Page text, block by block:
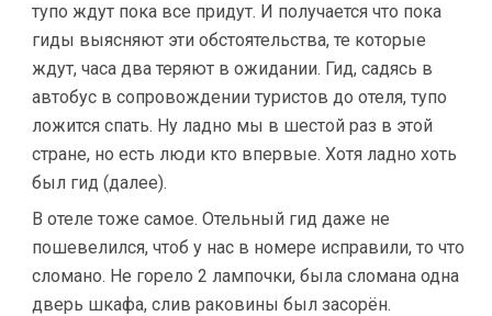
тупо ждут пока все придут. И получается что пока
гиды выясняют эти обстоятельства, те которые
ждут, часа два теряют в ожидании. Гид, садясь в
автобус в сопровождении туристов до отеля, тупо
ложится спать. Ну ладно мы в шестой раз в этой
стране, но есть люди кто впервые. Хотя ладно хоть
был гид (далее).
В отеле тоже самое. Отельный гид даже не
пошевелился, чтоб у нас в номере исправили, то что
сломано. Не горело 2 лампочки, была сломана одна
дверь шкафа, слив раковины был засорён.